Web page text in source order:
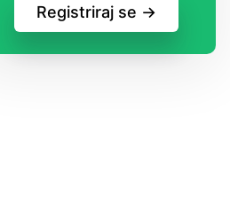
Registriraj se ->